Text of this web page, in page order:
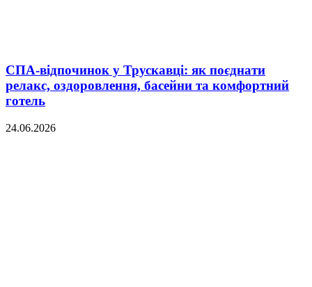
СПА-відпочинок у Трускавці: як поєднати
релакс, оздоровлення, басейни та комфортний
готель
24.06.2026